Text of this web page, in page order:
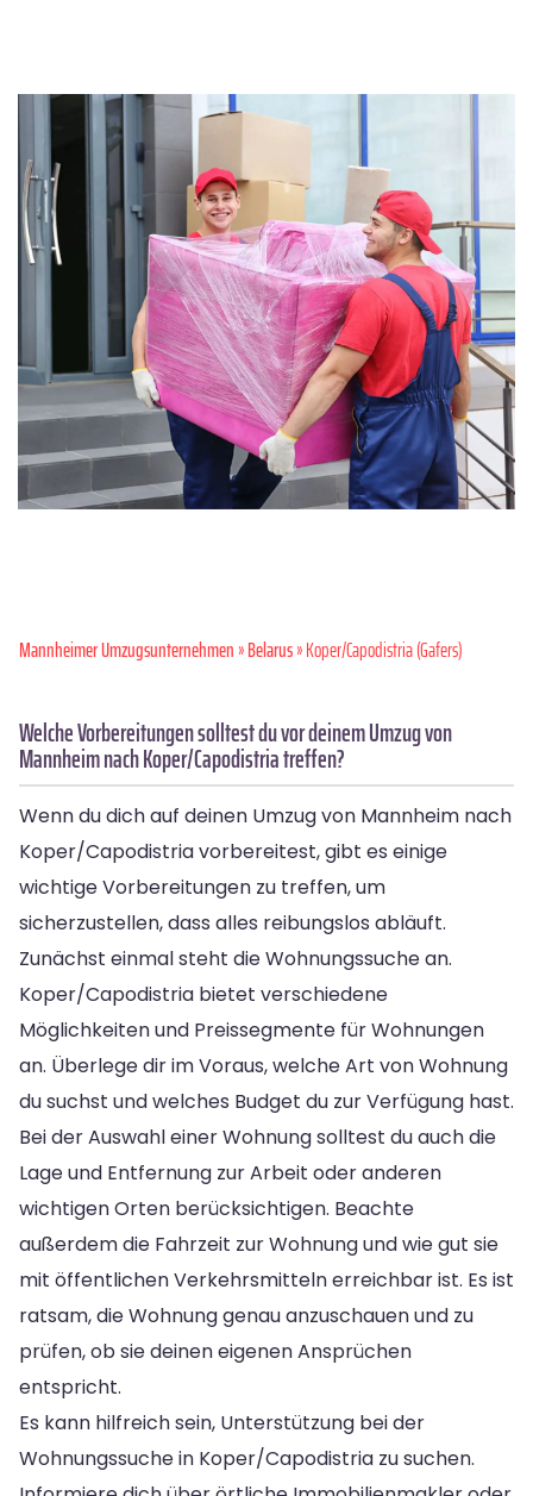
Mannheimer Umzugsunternehmen»Belarus» Koper/Capodistria (Gafers)
Welche Vorbereitungen solltest du vor deinem Umzug von
Mannheim nach Koper/Capodistria treffen?
Wenn du dich auf deinen Umzug von Mannheim nach
Koper/Capodistria vorbereitest, gibt es einige
wichtige Vorbereitungen zu treffen, um
sicherzustellen, dass alles reibungslos abläuft.
Zunächst einmal steht die Wohnungssuche an.
Koper/Capodistria bietet verschiedene
Möglichkeiten und Preissegmente für Wohnungen
an. Überlege dir im Voraus, welche Art von Wohnung
du suchst und welches Budget du zur Verfügung hast.
Bei der Auswahl einer Wohnung solltest du auch die
Lage und Entfernung zur Arbeit oder anderen
wichtigen Orten berücksichtigen. Beachte
außerdem die Fahrzeit zur Wohnung und wie gut sie
mit öffentlichen Verkehrsmitteln erreichbar ist. Es ist
ratsam, die Wohnung genau anzuschauen und zu
prüfen, ob sie deinen eigenen Ansprüchen
entspricht.
Es kann hilfreich sein, Unterstützung bei der
Wohnungssuche in Koper/Capodistria zu suchen.